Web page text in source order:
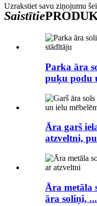
Uzrakstiet savu ziņojumu
Saistītie
Parka āra
puķu podu
Āra garš
atzveltni,
Āra metāla
āra soliņi, ...